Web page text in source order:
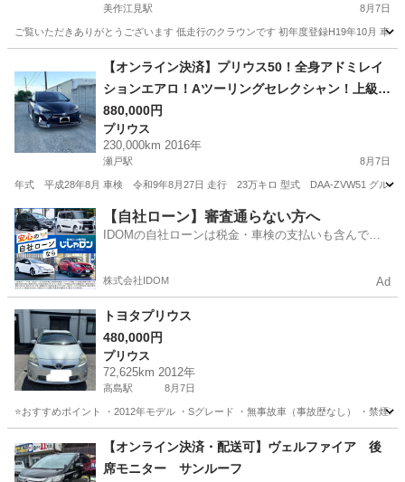
美作江見駅 8月7日
ご覧いただきありがとうございます 低走行のクラウンです 初年度登録H19年10月 車
美作江見駅 クラウン クラウンロイヤル
【オンライン決済】プリウス50！全身アドミレイ
ションエアロ！Aツーリングセレクシャン！上級グ
レード
880,000円
プリウス
230,000km 2016年
瀬戸駅 8月7日
年式 平成28年8月 車検 令和9年8月27日 走行 23万キロ 型式 DAA-ZVW51 グルー
岡山 赤磐市 瀬戸駅 プリウス
【自社ローン】審査通らない方へ
IDOMの自社ローンは税金・車検の支払いも含んでい
株式会社IDOM Ad
トヨタプリウス
480,000円
プリウス
72,625km 2012年
高島駅 8月7日
⭐️おすすめポイント ・2012年モデル ・Sグレード ・無事故車（事故歴なし） ・禁煙
高島駅 プリウス トヨタプリウス
【オンライン決済・配送可】ヴェルファイア 後
席モニター サンルーフ